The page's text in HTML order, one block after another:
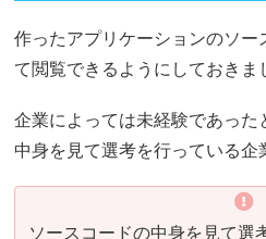
作ったアプリケーションのソ
て閲覧できるようにしておきま
企業によっては未経験であっ
中身を見て選考を行っている企
ソースコードの中身を見て選